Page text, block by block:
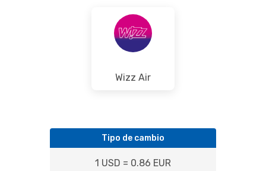
Wizz Air
Tipo de cambio
1 USD = 0.86 EUR